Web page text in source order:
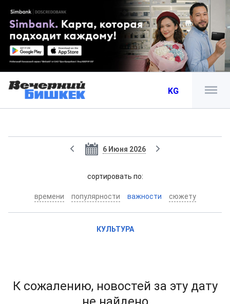
KG
6 Июня 2026
cортировать по:
времени популярности важности сюжету
КУЛЬТУРА
К сожалению, новостей за эту дату